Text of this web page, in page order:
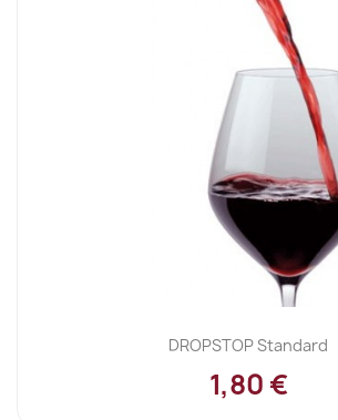
DROPSTOP Standard
1,80 €